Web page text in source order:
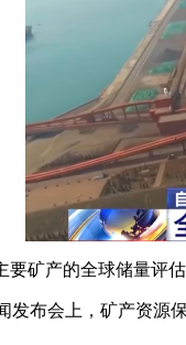
矿产的全球储量评
发布会上，矿产资